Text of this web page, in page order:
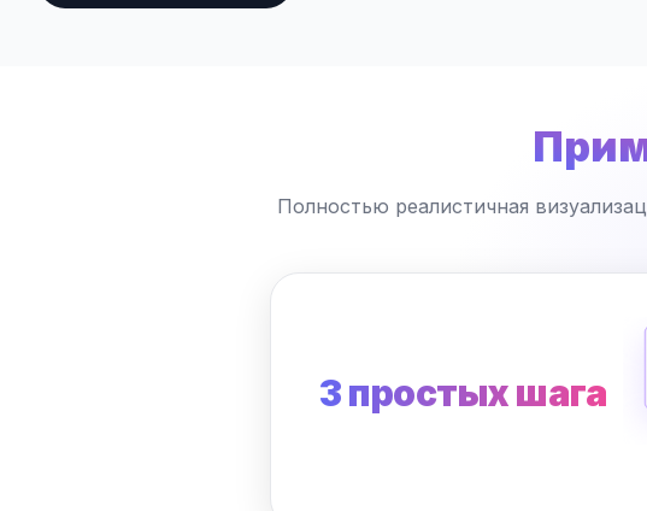
Полностью реалистичная
3 простых шага